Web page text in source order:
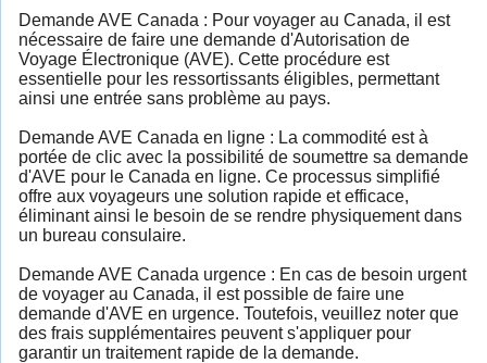
Demande AVE Canada : Pour voyager au Canada, il est
nécessaire de faire une demande d'Autorisation de
Voyage Électronique (AVE). Cette procédure est
essentielle pour les ressortissants éligibles, permettant
ainsi une entrée sans problème au pays.
Demande AVE Canada en ligne : La commodité est à
portée de clic avec la possibilité de soumettre sa demande
d'AVE pour le Canada en ligne. Ce processus simplifié
offre aux voyageurs une solution rapide et efficace,
éliminant ainsi le besoin de se rendre physiquement dans
un bureau consulaire.
Demande AVE Canada urgence : En cas de besoin urgent
de voyager au Canada, il est possible de faire une
demande d'AVE en urgence. Toutefois, veuillez noter que
des frais supplémentaires peuvent s'appliquer pour
garantir un traitement rapide de la demande.